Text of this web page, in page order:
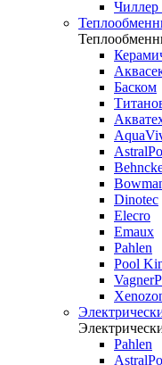
Чиллер
Баском
Dinotec
Elecro
Emaux
Pahlen
Pool
Pahlen